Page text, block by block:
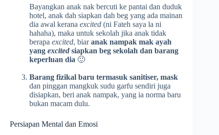
Bayangkan anak nak bercuti ke pantai dan duduk
hotel, anak dah siapkan dah beg yang ada mainan
dia awal kerana excited (ni Fateh saya la ni
hahaha), maka untuk sekolah jika anak tidak
berapa excited, biaranak nampak mak ayah
yang excited siapkan beg sekolah dan barang
keperluan dia 🙂
Barang fizikal baru termasuk sanitiser, mask
dan pinggan mangkuk sudu garfu sendiri juga
disiapkan, beri anak nampak, yang ia norma baru
bukan macam dulu.
Persiapan Mental dan Emosi